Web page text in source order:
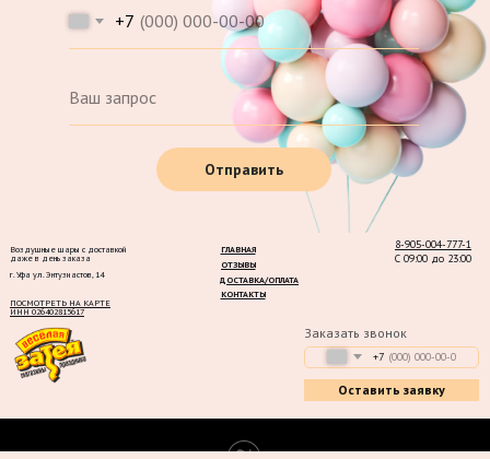
+7
Отправить
ОТЗЫВЫ
ГЛАВНАЯ
ДОСТАВКА/ОПЛАТА
КОНТАКТЫ
8-905-004-777-1
С 09:00 до 23:00
Воздушные шары с доставкой
даже в день заказа
Заказать звонок
+7
Оставить заявку
г. Уфа ул. Энтузиастов, 14
ПОСМОТРЕТЬ НА КАРТЕ
ИНН 026402815617